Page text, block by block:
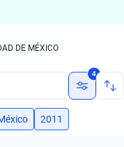
DE MÉXICO
4
2011